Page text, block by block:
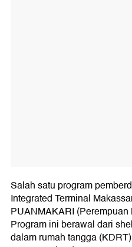
Salah satu program
Integrated Terminal
PUANMAKARI
Program ini berawal dari
dalam rumah tangga